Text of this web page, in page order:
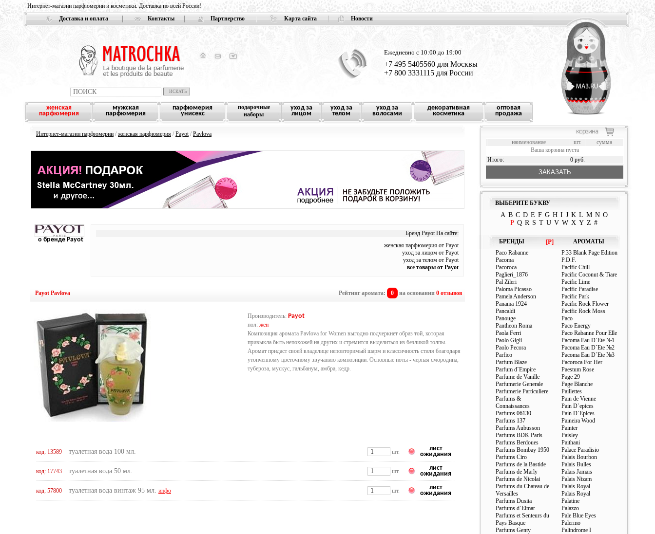
Интернет-магазин парфюмерии и косметики. Доставка по всей России!
Доставка и оплата
Контакты Партнерство Карта сайта Новости
Ежедневно с 10:00 до 19:00
+7 495 5405560 для Москвы
+7 800 3331115 для России
женская
парфюмерия
мужская
парфюмерия
парфюмерия
унисекс
подарочные
наборы
уход за
лицом
уход за
телом
уход за
волосами
декоративная
косметика
оптовая
продажа
Интернет-магазин парфюмерии /женская парфюмерия /Payot/Pavlova
о бренде Payot
Бренд Payot На сайте:
женская парфюмерия от Payot
уход за лицом от Payot
уход за телом от Payot
все товары от Payot
Payot Pavlova Рейтинг аромата: 0 на основании 0 отзывов
Производитель: Payot
пол: жен
Композиция аромата Pavlova for Women выгодно подчеркнет образ той, которая
привыкла быть непохожей на других и стремится выделиться из безликой толпы.
Аромат придаст своей владелице неповторимый шарм и классичность стиля благодаря
утонченному цветочному звучанию композиции. Основные ноты - черная смородина,
тубероза, мускус, гальбанум, амбра, кедр.
код: 13589 туалетная вода 100 мл. шт.
лист
ожидания
код: 17743 туалетная вода 50 мл. шт.
лист
ожидания
код: 57800 туалетная вода винтаж 95 мл. инфо шт.
лист
ожидания
наименование шт.
сумма
Ваша корзина пуста
Итого:
0 руб.
ЗАКАЗАТЬ
ВЫБЕРИТЕ БУКВУ
A B C D E F G H I J K L M N O
P Q R S T U V W X Y Z #
БРЕНДЫ [P]
АРОМАТЫ
Paco Rabanne
Pacoma
Pacoroca
Paglieri_1876
Pal Zileri
Paloma Picasso
Pamela Anderson
Panama 1924
Pancaldi
Panouge
Pantheon Roma
Paola Ferri
Paolo Gigli
Paolo Pecora
Parfico
Parfum Blaze
Parfum d`Empire
Parfume de Vanille
Parfumerie Generale
Parfumerie Particuliere
Parfums &
Connaissances
Parfums 06130
Parfums 137
Parfums Aubusson
Parfums BDK Paris
Parfums Berdoues
Parfums Bombay 1950
Parfums Ciro
Parfums de la Bastide
Parfums de Marly
Parfums de Nicolai
Parfums du Chateau de
Versailles
Parfums Dusita
Parfums d`Elmar
Parfums et Senteurs du
Pays Basque
Parfums Genty
P.33 Blank Page Edition
P.D.F.
Pacific Chill
Pacific Coconut & Tiare
Pacific Lime
Pacific Paradise
Pacific Park
Pacific Rock Flower
Pacific Rock Moss
Paco
Paco Energy
Paco Rabanne Pour Elle
Pacoma Eau D`Ete №1
Pacoma Eau D`Ete №2
Pacoma Eau D`Ete №3
Pacoroca For Her
Paestum Rose
Page 29
Page Blanche
Paillettes
Pain de Vienne
Pain D`epices
Pain D`Epices
Paineira Wood
Painter
Paisley
Paithani
Palace Paradisio
Palais Bourbon
Palais Bulles
Palais Jamais
Palais Nizam
Palais Royal
Palais Royal
Palatine
Palazzo
Pale Blue Eyes
Palermo
Palindrome I